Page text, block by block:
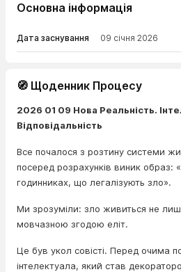
Основна інформація
Дата заснування 09 січня 2026
🧭 Щоденник Процесу
2026 01 09 Нова Реальність.
Відповідальність
Все почалося з розтину системи
посеред розрахунків виник образ:
годинниках, що легалізують зло».
Ми зрозуміли: зло живиться не
мовчазною згодою еліт.
Це був укол совісті. Перед очима
інтелектуала, який став